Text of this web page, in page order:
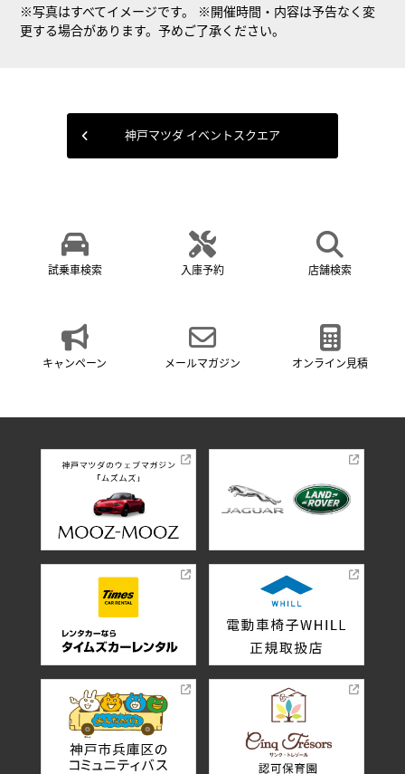
※写真はすべてイメージです。 ※開催時間・内容は予告なく変
更する場合があります。予めご了承ください。
神戸マツダ イベントスクエア
試乗車検索 入庫予約 店舗検索
キャンペーン メールマガジン オンライン見積